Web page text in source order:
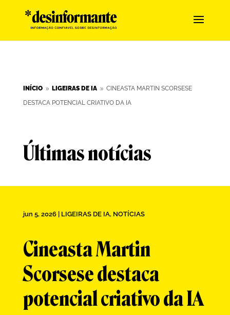
INÍCIO 9 LIGEIRAS DE IA 9 CINEASTA MARTIN SCORSESE
DESTACA POTENCIAL CRIATIVO DA IA
Últimas notícias
jun 5, 2026| LIGEIRAS DE IA, NOTÍCIAS
Cineasta Martin
Scorsese destaca
potencial criativo da IA